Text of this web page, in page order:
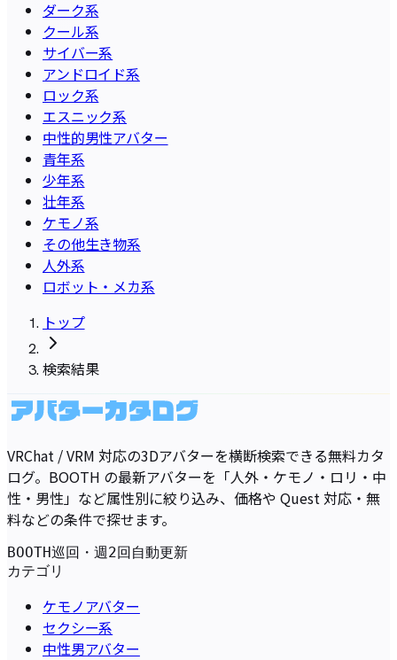
ダーク系
クール系
サイバー系
アンドロイド系
ロック系
エスニック系
中性的男性アバター
青年系
少年系
壮年系
ケモノ系
その他生き物系
人外系
ロボット・メカ系
トップ
検索結果
VRChat / VRM 対応の3Dアバターを横断検索できる無料カタ
ログ。BOOTH の最新アバターを「人外・ケモノ・ロリ・中
性・男性」など属性別に絞り込み、価格や Quest 対応・無
料などの条件で探せます。
BOOTH巡回・週2回自動更新
カテゴリ
ケモノアバター
セクシー系
中性男アバター